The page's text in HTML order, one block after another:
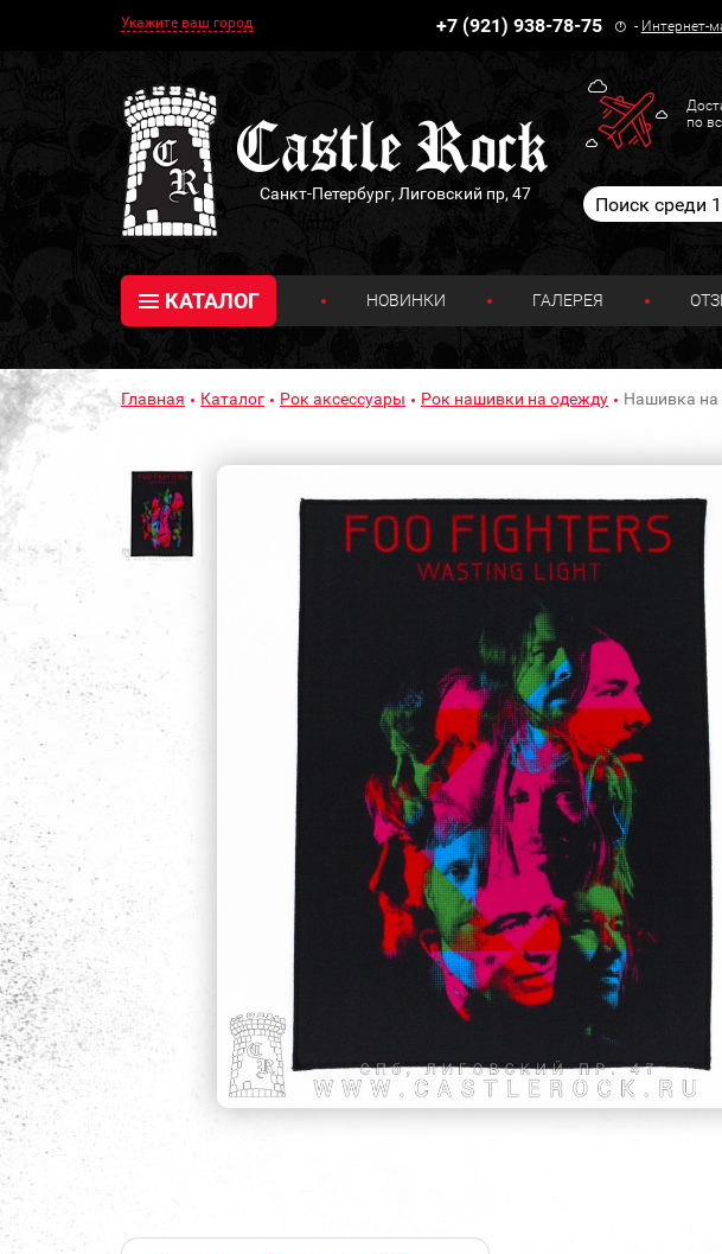
Укажите ваш город +7 (921) 938-78-75 - Интернет-
Санкт-Петербург, Лиговский пр, 47
по
КАТАЛОГ НОВИНКИ ГАЛЕРЕЯ
Главная Каталог Рок аксессуары Рок нашивки на одежду Нашивка на